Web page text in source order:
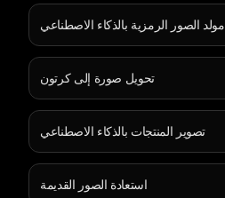
مولد الصور الرمزية بالذكاء الاصطناعي
تحويل صورة إلى كرتون
تصوير المنتجات بالذكاء الاصطناعي
استعادة الصور القديمة